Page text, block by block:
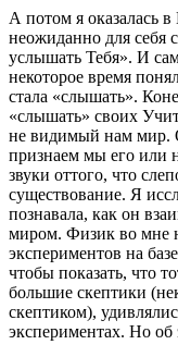
А потом я оказалась
неожиданно для себя
услышать Тебя». И
некоторое время
стала «слышать».
«слышать» своих
не видимый нам мир.
признаем мы его или
звуки оттого, что
существование. Я
познавала, как он
миром. Физик во мне
экспериментов на
чтобы показать, что
большие скептики
скептиком),
экспериментах. Но об